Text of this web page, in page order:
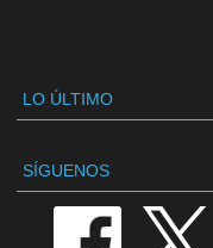
LO ÚLTIMO
SÍGUENOS